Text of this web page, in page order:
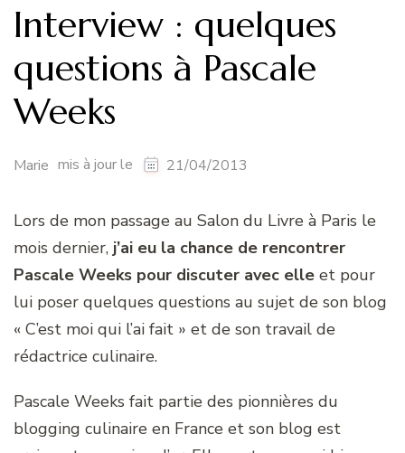
Interview : quelques
questions à Pascale
Weeks
Marie mis à jour le 21/04/2013
Lors de mon passage au Salon du Livre à Paris le
mois dernier, j’ai eu la chance de rencontrer
Pascale Weeks pour discuter avec elle et pour
lui poser quelques questions au sujet de son blog
« C’est moi qui l’ai fait » et de son travail de
rédactrice culinaire.
Pascale Weeks fait partie des pionnières du
blogging culinaire en France et son blog est